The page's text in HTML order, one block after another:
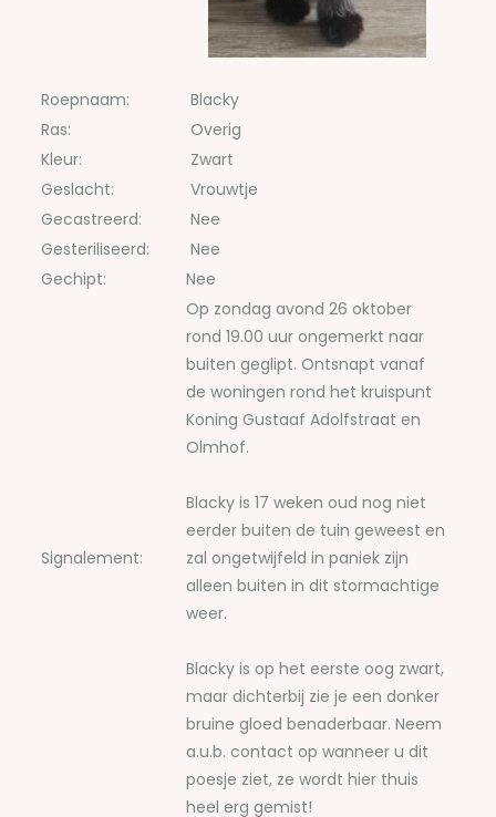
Roepnaam:
Blacky
Ras:
Overig
Kleur:
Zwart
Geslacht:
Vrouwtje
Gecastreerd:
Nee
Gesteriliseerd:
Nee
Gechipt:
Nee
Signalement:
Op zondag avond 26 oktober
rond 19.00 uur ongemerkt naar
buiten geglipt. Ontsnapt vanaf
de woningen rond het kruispunt
Koning Gustaaf Adolfstraat en
Olmhof.
Blacky is 17 weken oud nog niet
eerder buiten de tuin geweest en
zal ongetwijfeld in paniek zijn
alleen buiten in dit stormachtige
weer.
Blacky is op het eerste oog zwart,
maar dichterbij zie je een donker
bruine gloed benaderbaar. Neem
a.u.b. contact op wanneer u dit
poesje ziet, ze wordt hier thuis
heel erg gemist!